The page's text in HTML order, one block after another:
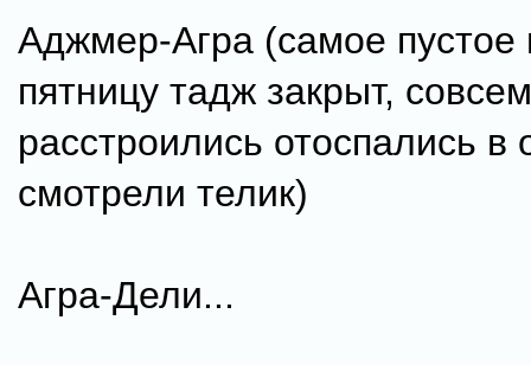
Аджмер-Агра (самое пустое
пятницу тадж закрыт,
расстроились отоспались в
смотрели телик)
Агра-Дели...